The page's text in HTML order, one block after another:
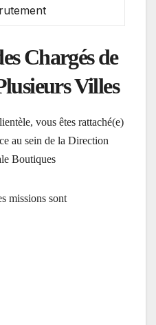
Chargés de
Villes
vous êtes rattaché(e)
au sein de la Direction
Boutiques.
missions sont: